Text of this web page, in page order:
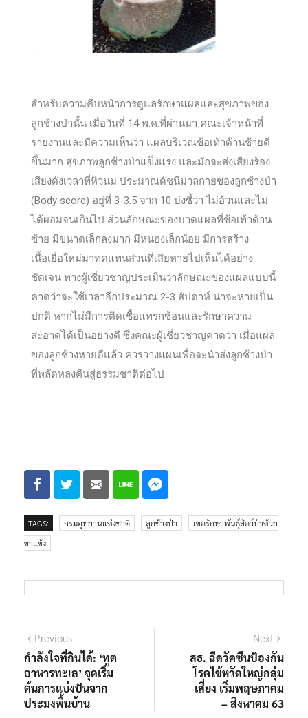
สำหรับความคืบหน้าการดูแลรักษาแผลและสุขภาพของ
ลูกช้างป่านั้น เมื่อวันที่ 14 พ.ค.ที่ผ่านมา คณะเจ้าหน้าที่
รายงานและมีความเห็นว่า แผลบริเวณข้อเท้าด้านซ้ายดี
ขึ้นมาก สุขภาพลูกช้างป่าแข็งแรง และมักจะส่งเสียงร้อง
เสียงดังเวลาที่หิวนม ประมาณดัชนีมวลกายของลูกช้างป่า
(Body score) อยู่ที่ 3-3.5 จาก 10 บ่งชี้ว่า ไม่อ้วนและไม่
ได้ผอมจนเกินไป ส่วนลักษณะของบาดแผลที่ข้อเท้าด้าน
ซ้าย มีขนาดเล็กลงมาก มีหนองเล็กน้อย มีการสร้าง
เนื้อเยื่อใหม่มาทดแทนส่วนที่เสียหายไปเห็นได้อย่าง
ชัดเจน ทางผู้เชี่ยวชาญประเมินว่าลักษณะของแผลแบบนี้
คาดว่าจะใช้เวลาอีกประมาณ 2-3 สัปดาห์ น่าจะหายเป็น
ปกติ หากไม่มีการติดเชื้อแทรกซ้อนและรักษาความ
สะอาดได้เป็นอย่างดี ซึ่งคณะผู้เชี่ยวชาญคาดว่า เมื่อแผล
ของลูกช้างหายดีแล้ว ควรวางแผนเพื่อจะนำส่งลูกช้างป่า
ที่พลัดหลงคืนสู่ธรรมชาติต่อไป
TAGS: กรมอุทยานแห่งชาติ ลูกช้างป่า
เขตรักษาพันธุ์สัตว์ป่าห้วย
ขาแข้ง
Previous
กำลังใจที่กินได้: ‘ทูต
อาหารทะเล’ จุดเริ่ม
ต้นการแบ่งปันจาก
ประมงพื้นบ้าน
Next
สธ. ฉีดวัคซีนป้องกัน
โรคไข้หวัดใหญ่กลุ่ม
เสี่ยง เริ่มพฤษภาคม
– สิงหาคม 63